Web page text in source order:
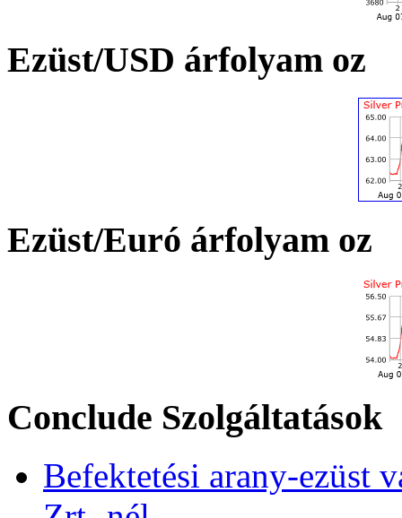
Ezüst/USD árfolyam oz
Ezüst/Euró árfolyam oz
Conclude Szolgáltatások
Befektetési arany-ezüst